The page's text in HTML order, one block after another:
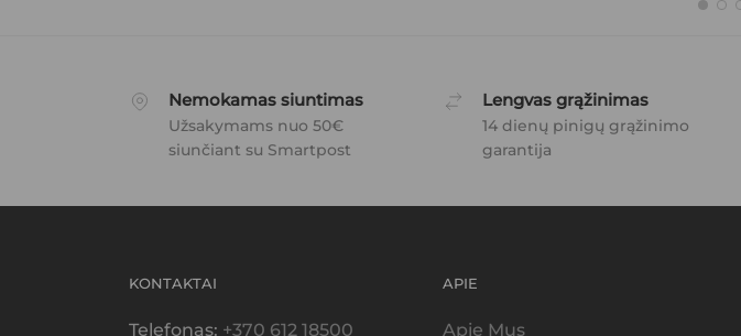
Nemokamas siuntimas
Užsakymams nuo 50€
siunčiant su Smartpost
Lengvas grąžinimas
14 dienų pinigų grąžinimo
garantija
KONTAKTAI
Telefonas: +370 612 18500
APIE
Apie Mus